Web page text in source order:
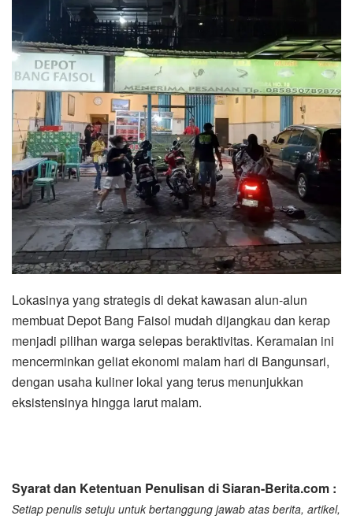
Lokasinya yang strategis di dekat kawasan alun-alun
membuat Depot Bang Faisol mudah dijangkau dan kerap
menjadi pilihan warga selepas beraktivitas. Keramaian ini
mencerminkan geliat ekonomi malam hari di Bangunsari,
dengan usaha kuliner lokal yang terus menunjukkan
eksistensinya hingga larut malam.
Syarat dan Ketentuan Penulisan di Siaran-Berita.com :
Setiap penulis setuju untuk bertanggung jawab atas berita, artikel,